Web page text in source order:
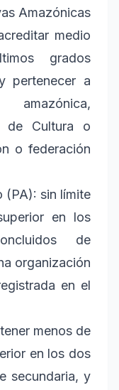
medio
grados
pertenecer a
de Cultura o
o federación
sin límite
en los
de
organización
en el
menos de
en los dos
secundaria, y